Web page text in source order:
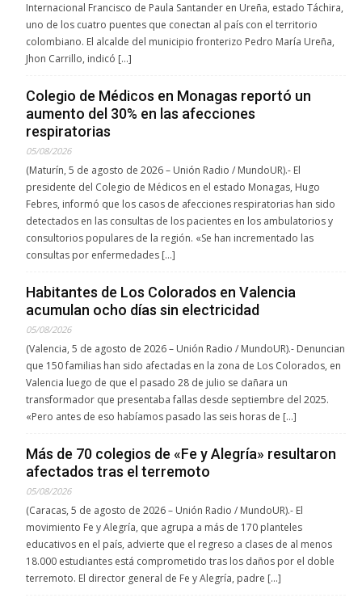
Internacional Francisco de Paula Santander en Ureña, estado Táchira,
uno de los cuatro puentes que conectan al país con el territorio
colombiano. El alcalde del municipio fronterizo Pedro María Ureña,
Jhon Carrillo, indicó […]
Colegio de Médicos en Monagas reportó un
aumento del 30% en las afecciones
respiratorias
05/08/2026
(Maturín, 5 de agosto de 2026 – Unión Radio / MundoUR).- El
presidente del Colegio de Médicos en el estado Monagas, Hugo
Febres, informó que los casos de afecciones respiratorias han sido
detectados en las consultas de los pacientes en los ambulatorios y
consultorios populares de la región. «Se han incrementado las
consultas por enfermedades […]
Habitantes de Los Colorados en Valencia
acumulan ocho días sin electricidad
05/08/2026
(Valencia, 5 de agosto de 2026 – Unión Radio / MundoUR).- Denuncian
que 150 familias han sido afectadas en la zona de Los Colorados, en
Valencia luego de que el pasado 28 de julio se dañara un
transformador que presentaba fallas desde septiembre del 2025.
«Pero antes de eso habíamos pasado las seis horas de […]
Más de 70 colegios de «Fe y Alegría» resultaron
afectados tras el terremoto
05/08/2026
(Caracas, 5 de agosto de 2026 – Unión Radio / MundoUR).- El
movimiento Fe y Alegría, que agrupa a más de 170 planteles
educativos en el país, advierte que el regreso a clases de al menos
18.000 estudiantes está comprometido tras los daños por el doble
terremoto. El director general de Fe y Alegría, padre […]